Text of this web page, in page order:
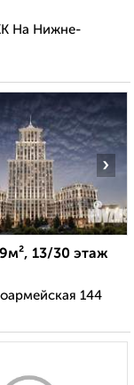
На Нижне-
›
13/30 этаж
144